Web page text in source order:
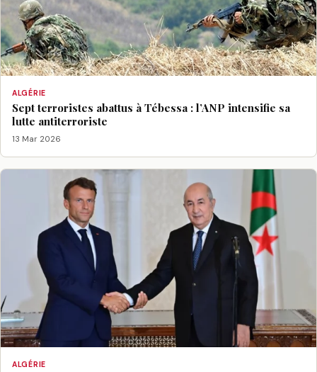
ALGÉRIE
Sept terroristes abattus à Tébessa : l’ANP intensifie sa
lutte antiterroriste
13 Mar 2026
ALGÉRIE